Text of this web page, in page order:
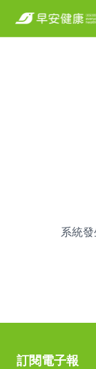
系統
訂閱電子報